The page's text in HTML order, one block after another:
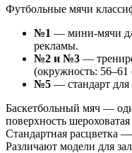
Футбольные мячи
№1 — мини-мячи
рекламы.
№2 и №3 —
(окружность: 56–61
№5 — стандарт
Баскетбольный мяч —
поверхность
Стандартная расцветка
Различают модели для